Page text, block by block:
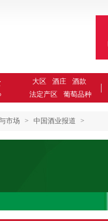
大区 酒庄
酒款
法定产区
葡萄品种
市场 > 中国酒业报道 >